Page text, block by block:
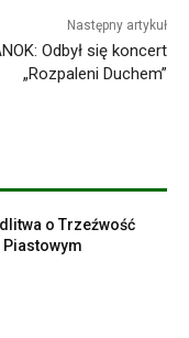
Następny artykuł
Odbył się koncert
„Rozpaleni Duchem”
o Trzeźwość